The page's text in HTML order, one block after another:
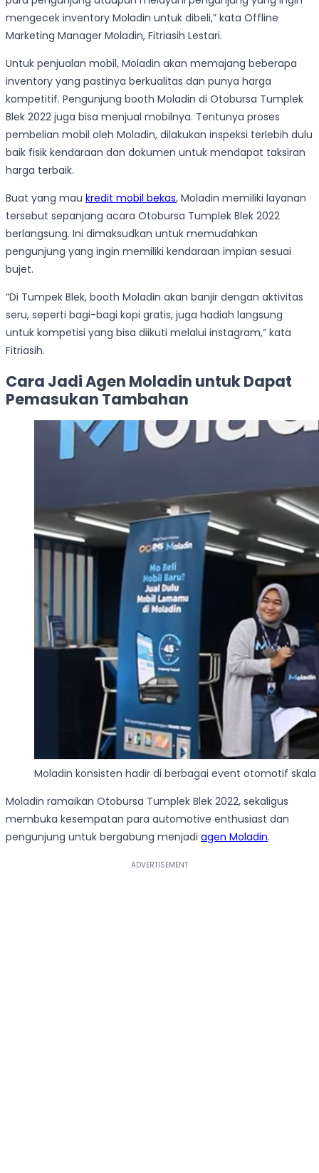
mengecek inventory Moladin untuk dibeli,” kata Offline
Marketing Manager Moladin, Fitriasih Lestari.
Untuk penjualan mobil, Moladin akan memajang beberapa
inventory yang pastinya berkualitas dan punya harga
kompetitif. Pengunjung booth Moladin di Otobursa Tumplek
Blek 2022 juga bisa menjual mobilnya. Tentunya proses
pembelian mobil oleh Moladin, dilakukan inspeksi terlebih dulu
baik fisik kendaraan dan dokumen untuk mendapat taksiran
harga terbaik.
Buat yang mau kredit mobil bekas, Moladin memiliki layanan
tersebut sepanjang acara Otobursa Tumplek Blek 2022
berlangsung. Ini dimaksudkan untuk memudahkan
pengunjung yang ingin memiliki kendaraan impian sesuai
bujet.
“Di Tumpek Blek, booth Moladin akan banjir dengan aktivitas
seru, seperti bagi-bagi kopi gratis, juga hadiah langsung
untuk kompetisi yang bisa diikuti melalui instagram,” kata
Fitriasih.
Cara Jadi Agen Moladin untuk Dapat
Pemasukan Tambahan
Moladin konsisten hadir di berbagai event otomotif skala
Moladin ramaikan Otobursa Tumplek Blek 2022, sekaligus
membuka kesempatan para automotive enthusiast dan
pengunjung untuk bergabung menjadi agen Moladin.